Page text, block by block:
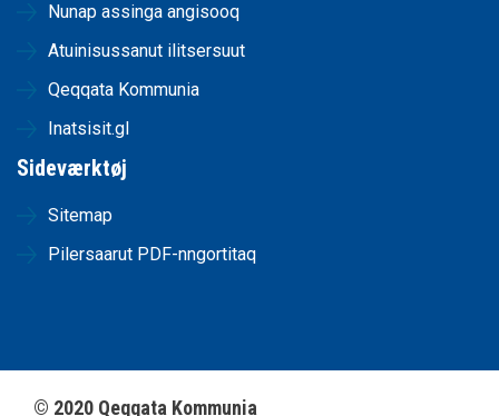
Nunap assinga angisooq
Atuinisussanut ilitsersuut
Qeqqata Kommunia
Inatsisit.gl
Sideværktøj
Sitemap
Pilersaarut PDF-nngortitaq
© 2020 Qeqqata Kommunia